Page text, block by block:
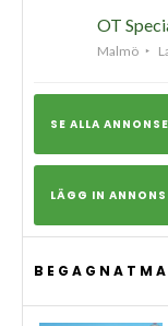
OT
Malmö
SE ALLA
LÄGG IN